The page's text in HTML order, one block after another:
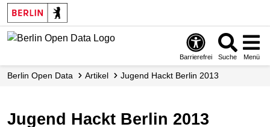
Skip
to
main
Barrierefrei Suche Menü
Berlin Open Data Artikel Jugend Hackt Berlin 2013
Jugend Hackt Berlin 2013